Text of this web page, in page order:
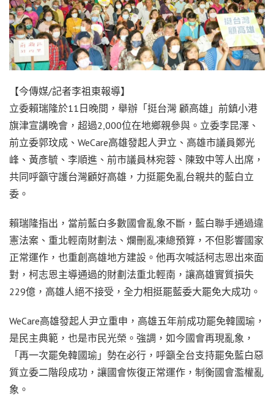
【今傳媒/記者李祖東報導】
立委賴瑞隆於11日晚間，舉辦「挺台灣 顧高雄」前鎮小港
旗津宣講晚會，超過2,000位在地鄉親參與。立委李昆澤、
前立委郭玟成、WeCare高雄發起人尹立、高雄市議員鄭光
峰、黃彥毓、李順進、前市議員林宛蓉、陳致中等人出席，
共同呼籲守護台灣顧好高雄，力挺罷免亂台親共的藍白立
委。
賴瑞隆指出，當前藍白多數國會亂象不斷，藍白聯手通過違
憲法案、重北輕南財劃法、爛刪亂凍總預算，不但影響國家
正常運作，也重創高雄地方建設。他再次喊話柯志恩出來面
對，柯志恩主導通過的財劃法重北輕南，讓高雄實質損失
229億，高雄人絕不接受，全力相挺罷藍委大罷免大成功。
WeCare高雄發起人尹立重申，高雄五年前成功罷免韓國瑜，
是民主典範，也是市民光榮。強調，如今國會再現亂象，
「再一次罷免韓國瑜」勢在必行，呼籲全台支持罷免藍白惡
質立委二階段成功，讓國會恢復正常運作，制衡國會濫權亂
象。